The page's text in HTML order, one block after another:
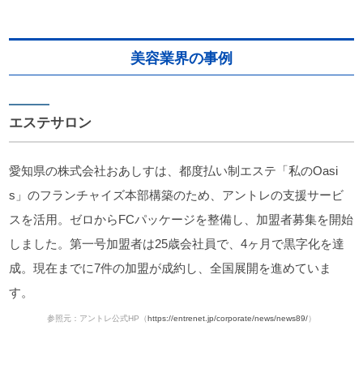
美容業界の事例
エステサロン
愛知県の株式会社おあしすは、都度払い制エステ「私のOasi
s」のフランチャイズ本部構築のため、アントレの支援サービ
スを活用。ゼロからFCパッケージを整備し、加盟者募集を開始
しました。第一号加盟者は25歳会社員で、4ヶ月で黒字化を達
成。現在までに7件の加盟が成約し、全国展開を進めていま
す。
参照元：アントレ公式HP（https://entrenet.jp/corporate/news/news89/）